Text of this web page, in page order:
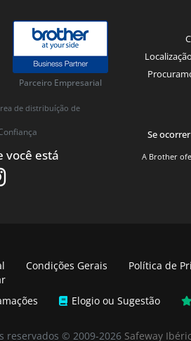
Parceiro Empresarial
de distribuíção de
você está
Se
A Brother
Condições Gerais Política de
Elogio ou Sugestão
reservados © 2009-2026 Safeway